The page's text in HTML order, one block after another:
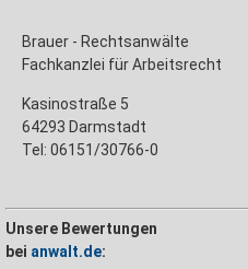
Brauer - Rechtsanwälte
Fachkanzlei für Arbeitsrecht
Kasinostraße 5
64293 Darmstadt
Tel: 06151/30766-0
Unsere Bewertungen
bei anwalt.de: